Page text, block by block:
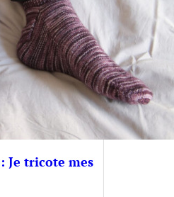
Je tricote mes